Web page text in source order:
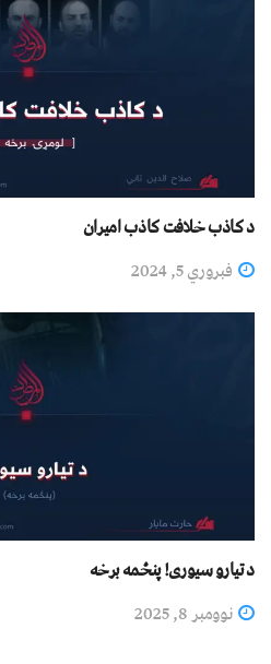
د کاذب خلافت کاذب امیران
فبروري 5, 2024
د تیارو سیوری! پنځمه برخه
نوومبر 8, 2025